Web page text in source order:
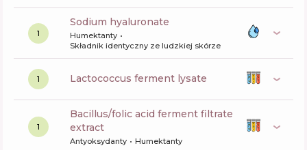
1
sodium hyaluronate
Humektanty
Składnik identyczny ze ludzkiej skórze
1 lactococcus ferment lysate
1
bacillus/folic acid ferment filtrate
extract
Antyoksydanty Humektanty